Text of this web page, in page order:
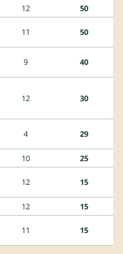
12 50
11 50
9 40
12 30
4 29
10 25
12 15
12 15
11 15